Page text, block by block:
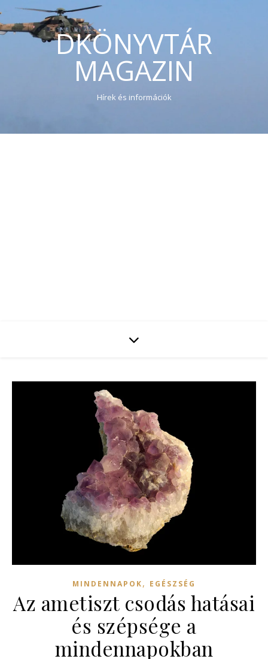
DKÖNYVTÁR
MAGAZIN
Hírek és információk
MINDENNAPOK, EGÉSZSÉG
Az ametiszt csodás hatásai
és szépsége a
mindennapokban